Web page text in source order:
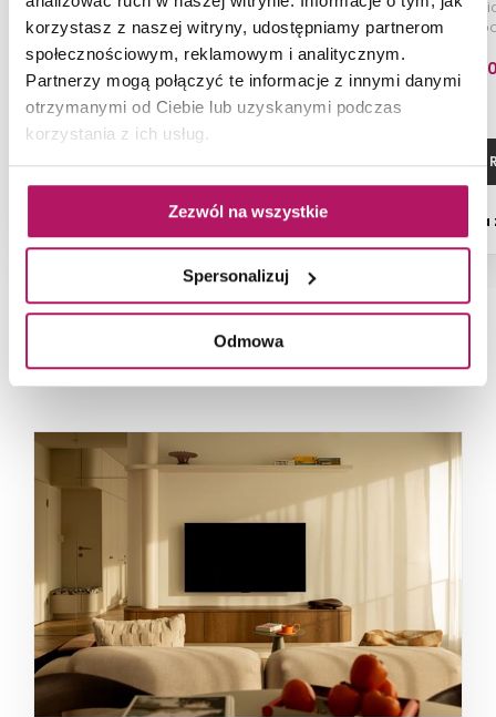
korzystasz z naszej witryny, udostępniamy partnerom
społecznościowym, reklamowym i analitycznym.
Partnerzy mogą połączyć te informacje z innymi danymi
otrzymanymi od Ciebie lub uzyskanymi podczas
korzystania z ich usług.
Zezwól na wszystkie
Spersonalizuj
Odmowa
Bateria umywalkowa, rozmiar L,
brushed cool sunrise
1 429,00 PLN
DODAJ DO KOSZYKA
Dostępność:4 szt.
Ścienna
brushed
1
ZOBACZ
NAJNOWSZE ARTYKUŁY